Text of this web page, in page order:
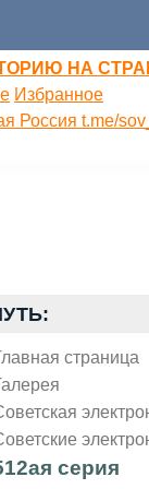
НА
Избранное
Россия t.me/
страница
серия